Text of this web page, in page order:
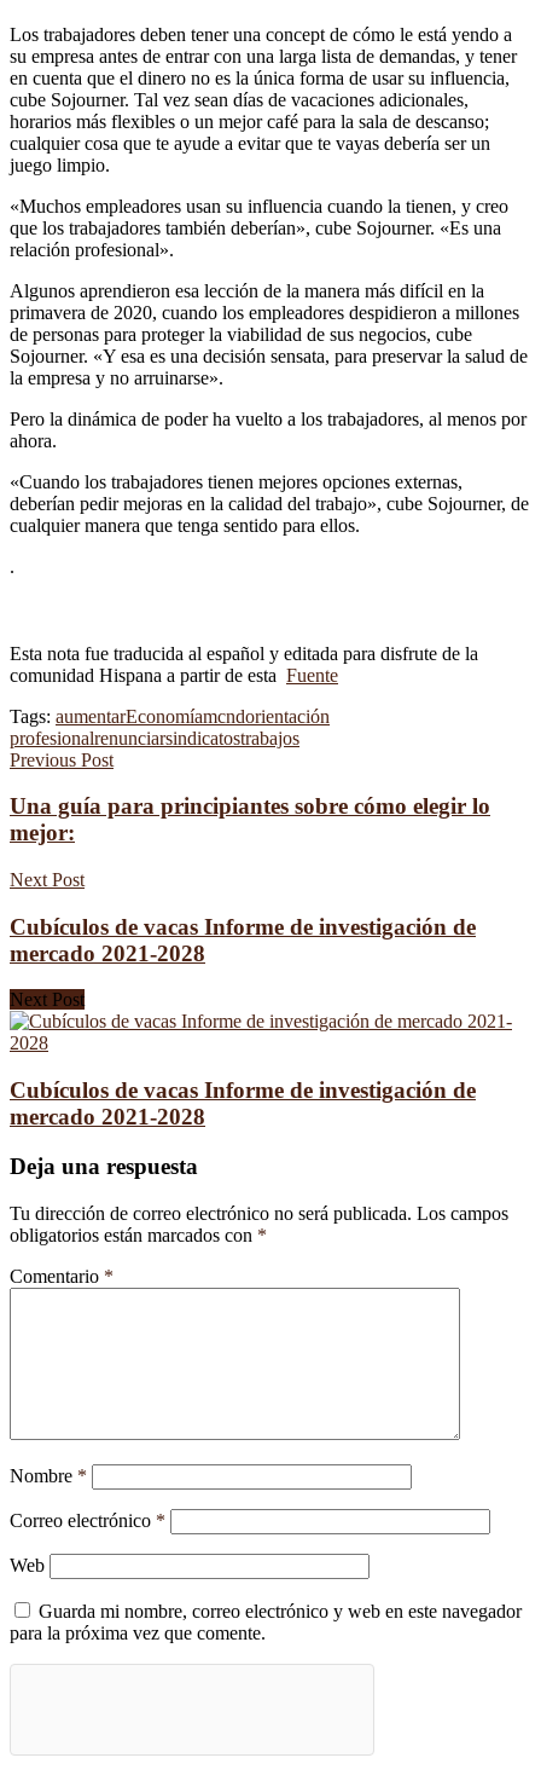
Los trabajadores deben tener una concept de cómo le está yendo a
su empresa antes de entrar con una larga lista de demandas, y tener
en cuenta que el dinero no es la única forma de usar su influencia,
cube Sojourner. Tal vez sean días de vacaciones adicionales,
horarios más flexibles o un mejor café para la sala de descanso;
cualquier cosa que te ayude a evitar que te vayas debería ser un
juego limpio.
«Muchos empleadores usan su influencia cuando la tienen, y creo
que los trabajadores también deberían», cube Sojourner. «Es una
relación profesional».
Algunos aprendieron esa lección de la manera más difícil en la
primavera de 2020, cuando los empleadores despidieron a millones
de personas para proteger la viabilidad de sus negocios, cube
Sojourner. «Y esa es una decisión sensata, para preservar la salud de
la empresa y no arruinarse».
Pero la dinámica de poder ha vuelto a los trabajadores, al menos por
ahora.
«Cuando los trabajadores tienen mejores opciones externas,
deberían pedir mejoras en la calidad del trabajo», cube Sojourner, de
cualquier manera que tenga sentido para ellos.
.
Esta nota fue traducida al español y editada para disfrute de la
comunidad Hispana a partir de esta Fuente
Tags: aumentarEconomíamcndorientación
profesionalrenunciarsindicatostrabajos
Previous Post
Una guía para principiantes sobre cómo elegir lo
mejor:
Next Post
Cubículos de vacas Informe de investigación de
mercado 2021-2028
Next Post
Cubículos de vacas Informe de investigación de
mercado 2021-2028
Deja una respuesta
Tu dirección de correo electrónico no será publicada. Los campos
obligatorios están marcados con *
Comentario *
Nombre *
Correo electrónico *
Web
Guarda mi nombre, correo electrónico y web en este navegador
para la próxima vez que comente.